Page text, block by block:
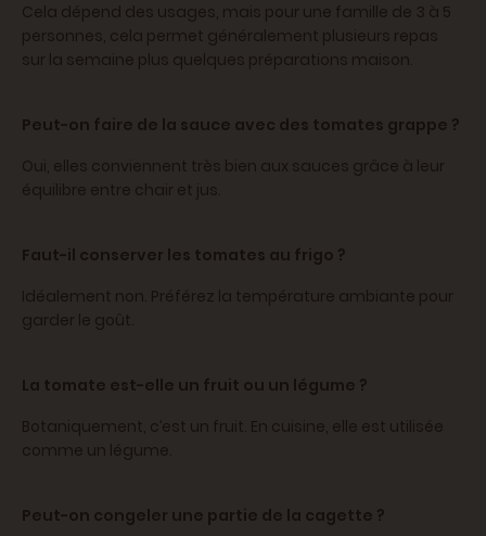
Cela dépend des usages, mais pour une famille de 3 à 5
personnes, cela permet généralement plusieurs repas
sur la semaine plus quelques préparations maison.
Peut-on faire de la sauce avec des tomates grappe ?
Oui, elles conviennent très bien aux sauces grâce à leur
équilibre entre chair et jus.
Faut-il conserver les tomates au frigo ?
Idéalement non. Préférez la température ambiante pour
garder le goût.
La tomate est-elle un fruit ou un légume ?
Botaniquement, c’est un fruit. En cuisine, elle est utilisée
comme un légume.
Peut-on congeler une partie de la cagette ?